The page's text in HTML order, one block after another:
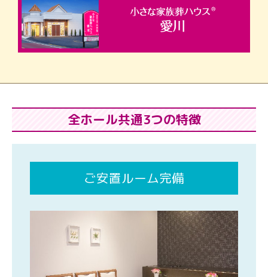
全ホール共通3つの特徴
ご安置ルーム完備